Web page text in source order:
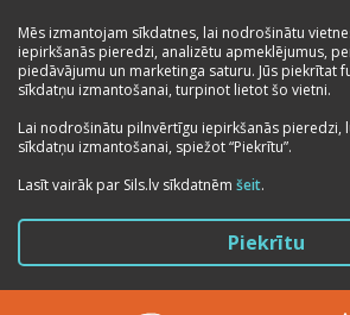
Mēs izmantojam sīkdatnes, lai nodrošinātu
iepirkšanās pieredzi, analizētu apmeklējumus,
piedāvājumu un marketinga saturu. Jūs piekrītat
sīkdatņu izmantošanai, turpinot lietot šo vietni.
Lai nodrošinātu pilnvērtīgu iepirkšanās pieredzi,
sīkdatņu izmantošanai, spiežot “Piekrītu”.
Lasīt vairāk par Sils.lv sīkdatnēm šeit.
Piekrītu